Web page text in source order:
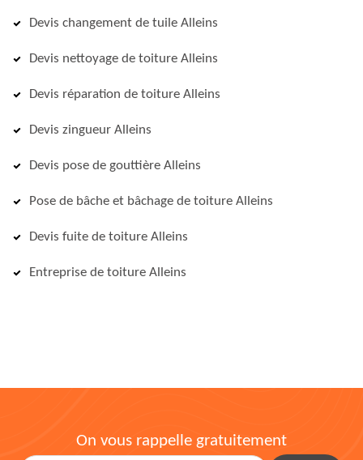
Devis changement de tuile Alleins
Devis nettoyage de toiture Alleins
Devis réparation de toiture Alleins
Devis zingueur Alleins
Devis pose de gouttière Alleins
Pose de bâche et bâchage de toiture Alleins
Devis fuite de toiture Alleins
Entreprise de toiture Alleins
On vous rappelle gratuitement